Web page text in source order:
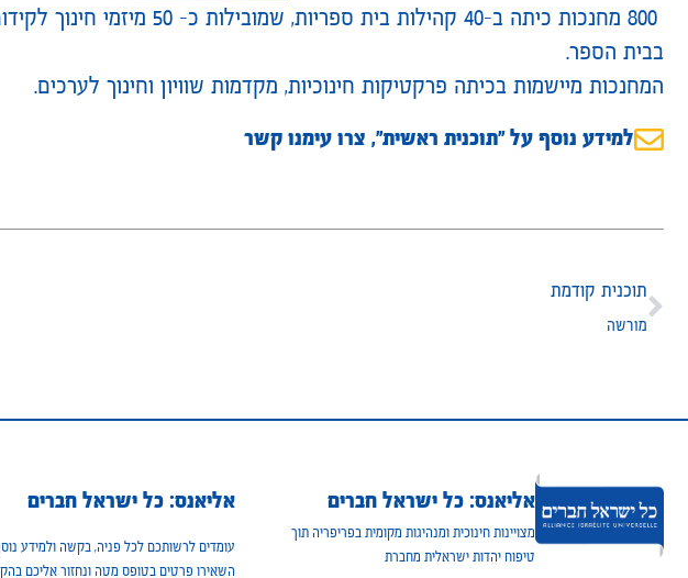
800 מחנכות כיתה ב-40 קהילות בית
בבית הספר.
המחנכות מיישמות בכיתה פרקטיקות חינוכיות, מקדמות שוויון וחינוך לערכים.
למידע נוסף על ״תוכנית ראשית״, צרו עימנו קשר
תוכנית קודמת
מורשה
אליאנס: כל ישראל חברים
מצויינות חינוכית ומנהיגות מקומית בפריפריה תוך
טיפוח יהדות ישראלית מחברת
אליאנס: כל ישראל חברים
עומדים לרשותכם לכל פניה, בקשה ולמידע
השאירו פרטים בטופס מטה ונחזור אליכם